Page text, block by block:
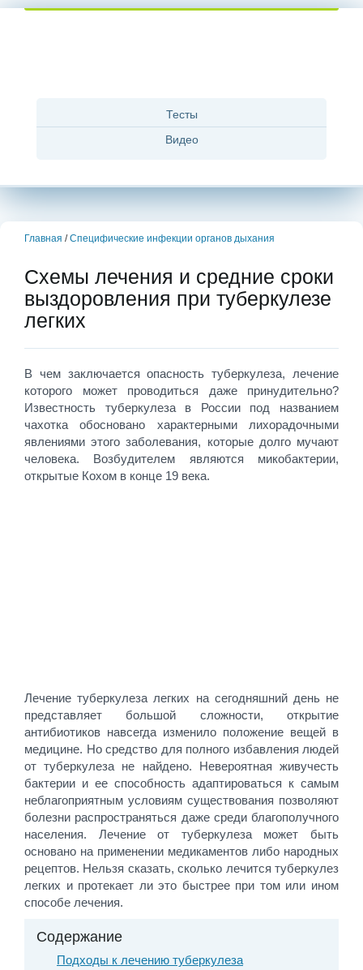
Тесты
Видео
Главная / Специфические инфекции органов дыхания
Схемы лечения и средние сроки
выздоровления при туберкулезе
легких
В чем заключается опасность туберкулеза, лечение
которого может проводиться даже принудительно?
Известность туберкулеза в России под названием
чахотка обосновано характерными лихорадочными
явлениями этого заболевания, которые долго мучают
человека. Возбудителем являются микобактерии,
открытые Кохом в конце 19 века.
Лечение туберкулеза легких на сегодняшний день не
представляет большой сложности, открытие
антибиотиков навсегда изменило положение вещей в
медицине. Но средство для полного избавления людей
от туберкулеза не найдено. Невероятная живучесть
бактерии и ее способность адаптироваться к самым
неблагоприятным условиям существования позволяют
болезни распространяться даже среди благополучного
населения. Лечение от туберкулеза может быть
основано на применении медикаментов либо народных
рецептов. Нельзя сказать, сколько лечится туберкулез
легких и протекает ли это быстрее при том или ином
способе лечения.
Содержание
Подходы к лечению туберкулеза